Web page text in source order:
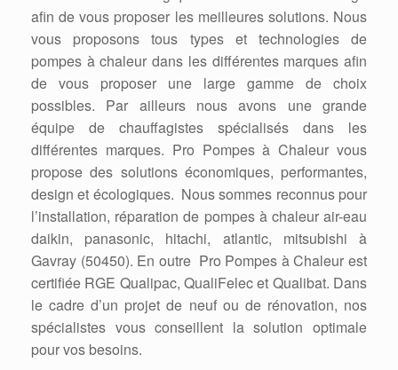
afin de vous proposer les meilleures solutions. Nous
vous proposons tous types et technologies de
pompes à chaleur dans les différentes marques afin
de vous proposer une large gamme de choix
possibles. Par ailleurs nous avons une grande
équipe de chauffagistes spécialisés dans les
différentes marques. Pro Pompes à Chaleur vous
propose des solutions économiques, performantes,
design et écologiques. Nous sommes reconnus pour
l’installation, réparation de pompes à chaleur air-eau
daikin, panasonic, hitachi, atlantic, mitsubishi à
Gavray (50450). En outre Pro Pompes à Chaleur est
certifiée RGE Qualipac, QualiFelec et Qualibat. Dans
le cadre d’un projet de neuf ou de rénovation, nos
spécialistes vous conseillent la solution optimale
pour vos besoins.